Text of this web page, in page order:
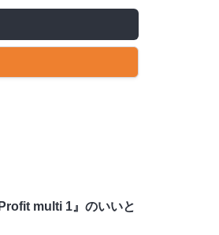
multi 1』のいいと